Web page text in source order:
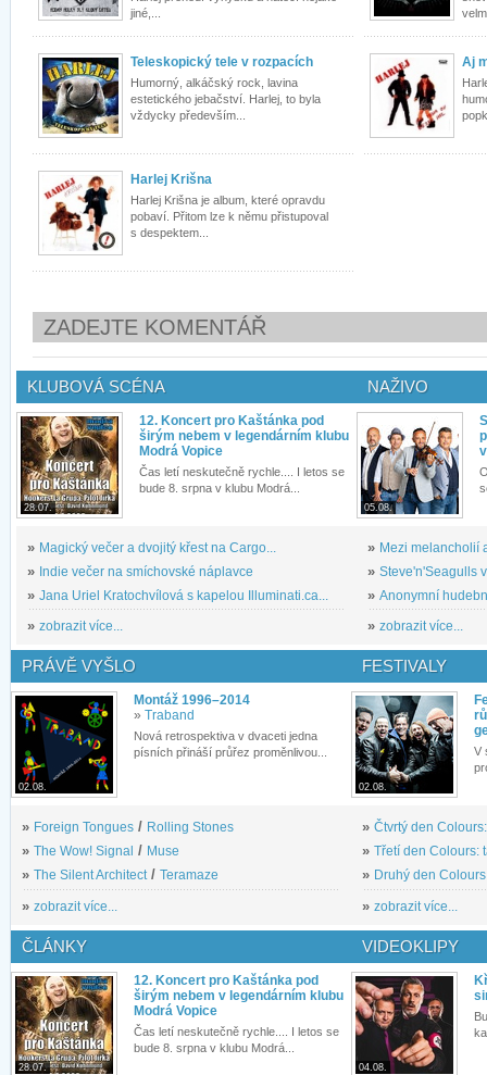
jiné,...
Teleskopický tele v rozpacích
Humorný, alkáčský rock, lavina
estetického jebačství. Harlej, to byla
vždycky především...
Aj
Harlej Krišna
Harlej Krišna je album, které opravdu
pobaví. Přitom lze k němu přistupoval
s despektem...
ZADEJTE KOMENTÁŘ
KLUBOVÁ SCÉNA
28.07.
12. Koncert pro Kaštánka pod
širým nebem v legendárním klubu
Modrá Vopice
Čas letí neskutečně rychle.... I letos se
bude 8. srpna v klubu Modrá...
» Magický večer a dvojitý křest na Cargo...
» Indie večer na smíchovské náplavce
» Jana Uriel Kratochvílová s kapelou Illuminati.ca...
» zobrazit více...
NAŽIVO
05.08.
» Mezi melancholií
» Steve'n'Seagulls
» Anonymní
» zobrazit více...
PRÁVĚ VYŠLO
02.08.
Montáž 1996–2014
» Traband
Nová retrospektiva v dvaceti jedna
písních přináší průřez proměnlivou...
» Foreign Tongues / Rolling Stones
» The Wow! Signal / Muse
» The Silent Architect/ Teramaze
» zobrazit více...
FESTIVALY
02.08.
V
» Čtvrtý den
» Třetí den Colours:
» Druhý den
» zobrazit více...
ČLÁNKY
28.07.
12. Koncert pro Kaštánka pod
širým nebem v legendárním klubu
Modrá Vopice
Čas letí neskutečně rychle.... I letos se
bude 8. srpna v klubu Modrá...
VIDEOKLIPY
04.08.